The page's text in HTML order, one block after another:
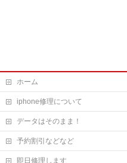
ホーム
iphone修理について
データはそのまま！
予約割引などなど
即日修理します